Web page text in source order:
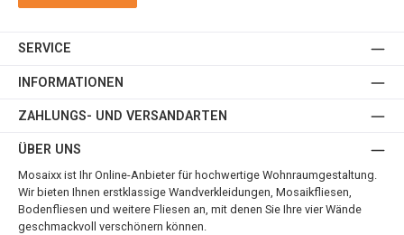
SERVICE
INFORMATIONEN
ZAHLUNGS- UND VERSANDARTEN
ÜBER UNS
Mosaixx ist Ihr Online-Anbieter für hochwertige Wohnraumgestaltung.
Wir bieten Ihnen erstklassige Wandverkleidungen, Mosaikfliesen,
Bodenfliesen und weitere Fliesen an, mit denen Sie Ihre vier Wände
geschmackvoll verschönern können.